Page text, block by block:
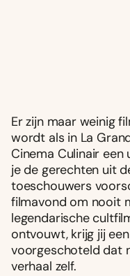
Er zijn maar weinig
wordt als in La
Cinema Culinair een
je de gerechten uit
toeschouwers
filmavond om nooit
legendarische
ontvouwt, krijg jij
voorgeschoteld dat
verhaal zelf.